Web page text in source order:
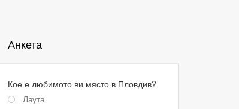
Анкета
Кое е любимото ви място в Пловдив?
Лаута